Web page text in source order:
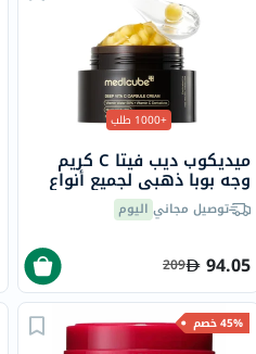
+1000 طلب
ميديكوب ديب فيتا C كريم
وجه بوبا ذهبي لجميع أنواع
البشرة 55 جرام
توصيل مجاني اليوم
94.05
209
45% خصم